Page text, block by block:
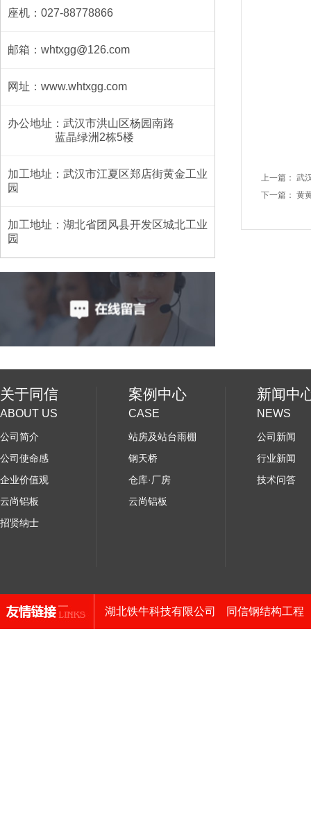
座机：027-88778866
邮箱：whtxgg@126.com
网址：www.whtxgg.com
办公地址：武汉市洪山区杨园南路
蓝晶绿洲2栋5楼
加工地址：武汉市江夏区郑店街黄金工业
园
加工地址：湖北省团风县开发区城北工业
园
上一篇： 武
下一篇： 黄
关于同信
ABOUT US
公司简介
公司使命感
企业价值观
云尚铝板
招贤纳士
案例中心
CASE
站房及站台雨棚
钢天桥
仓库·厂房
云尚铝板
新闻中
NEWS
公司新闻
行业新闻
技术问答
湖北铁牛科技有限公司 同信钢结构工程